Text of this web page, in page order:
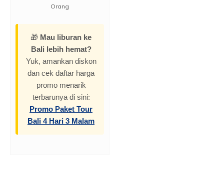
Orang
🎁 Mau liburan ke
Bali lebih hemat?
Yuk, amankan diskon
dan cek daftar harga
promo menarik
terbarunya di sini:
Promo Paket Tour
Bali 4 Hari 3 Malam